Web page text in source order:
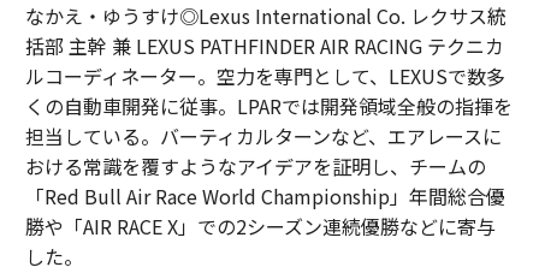
なかえ・ゆうすけ◎Lexus International Co. レクサス統
括部 主幹 兼 LEXUS PATHFINDER AIR RACING テクニカ
ルコーディネーター。空力を専門として、LEXUSで数多
くの自動車開発に従事。LPARでは開発領域全般の指揮を
担当している。バーティカルターンなど、エアレースに
おける常識を覆すようなアイデアを証明し、チームの
「Red Bull Air Race World Championship」年間総合優
勝や「AIR RACE X」での2シーズン連続優勝などに寄与
した。